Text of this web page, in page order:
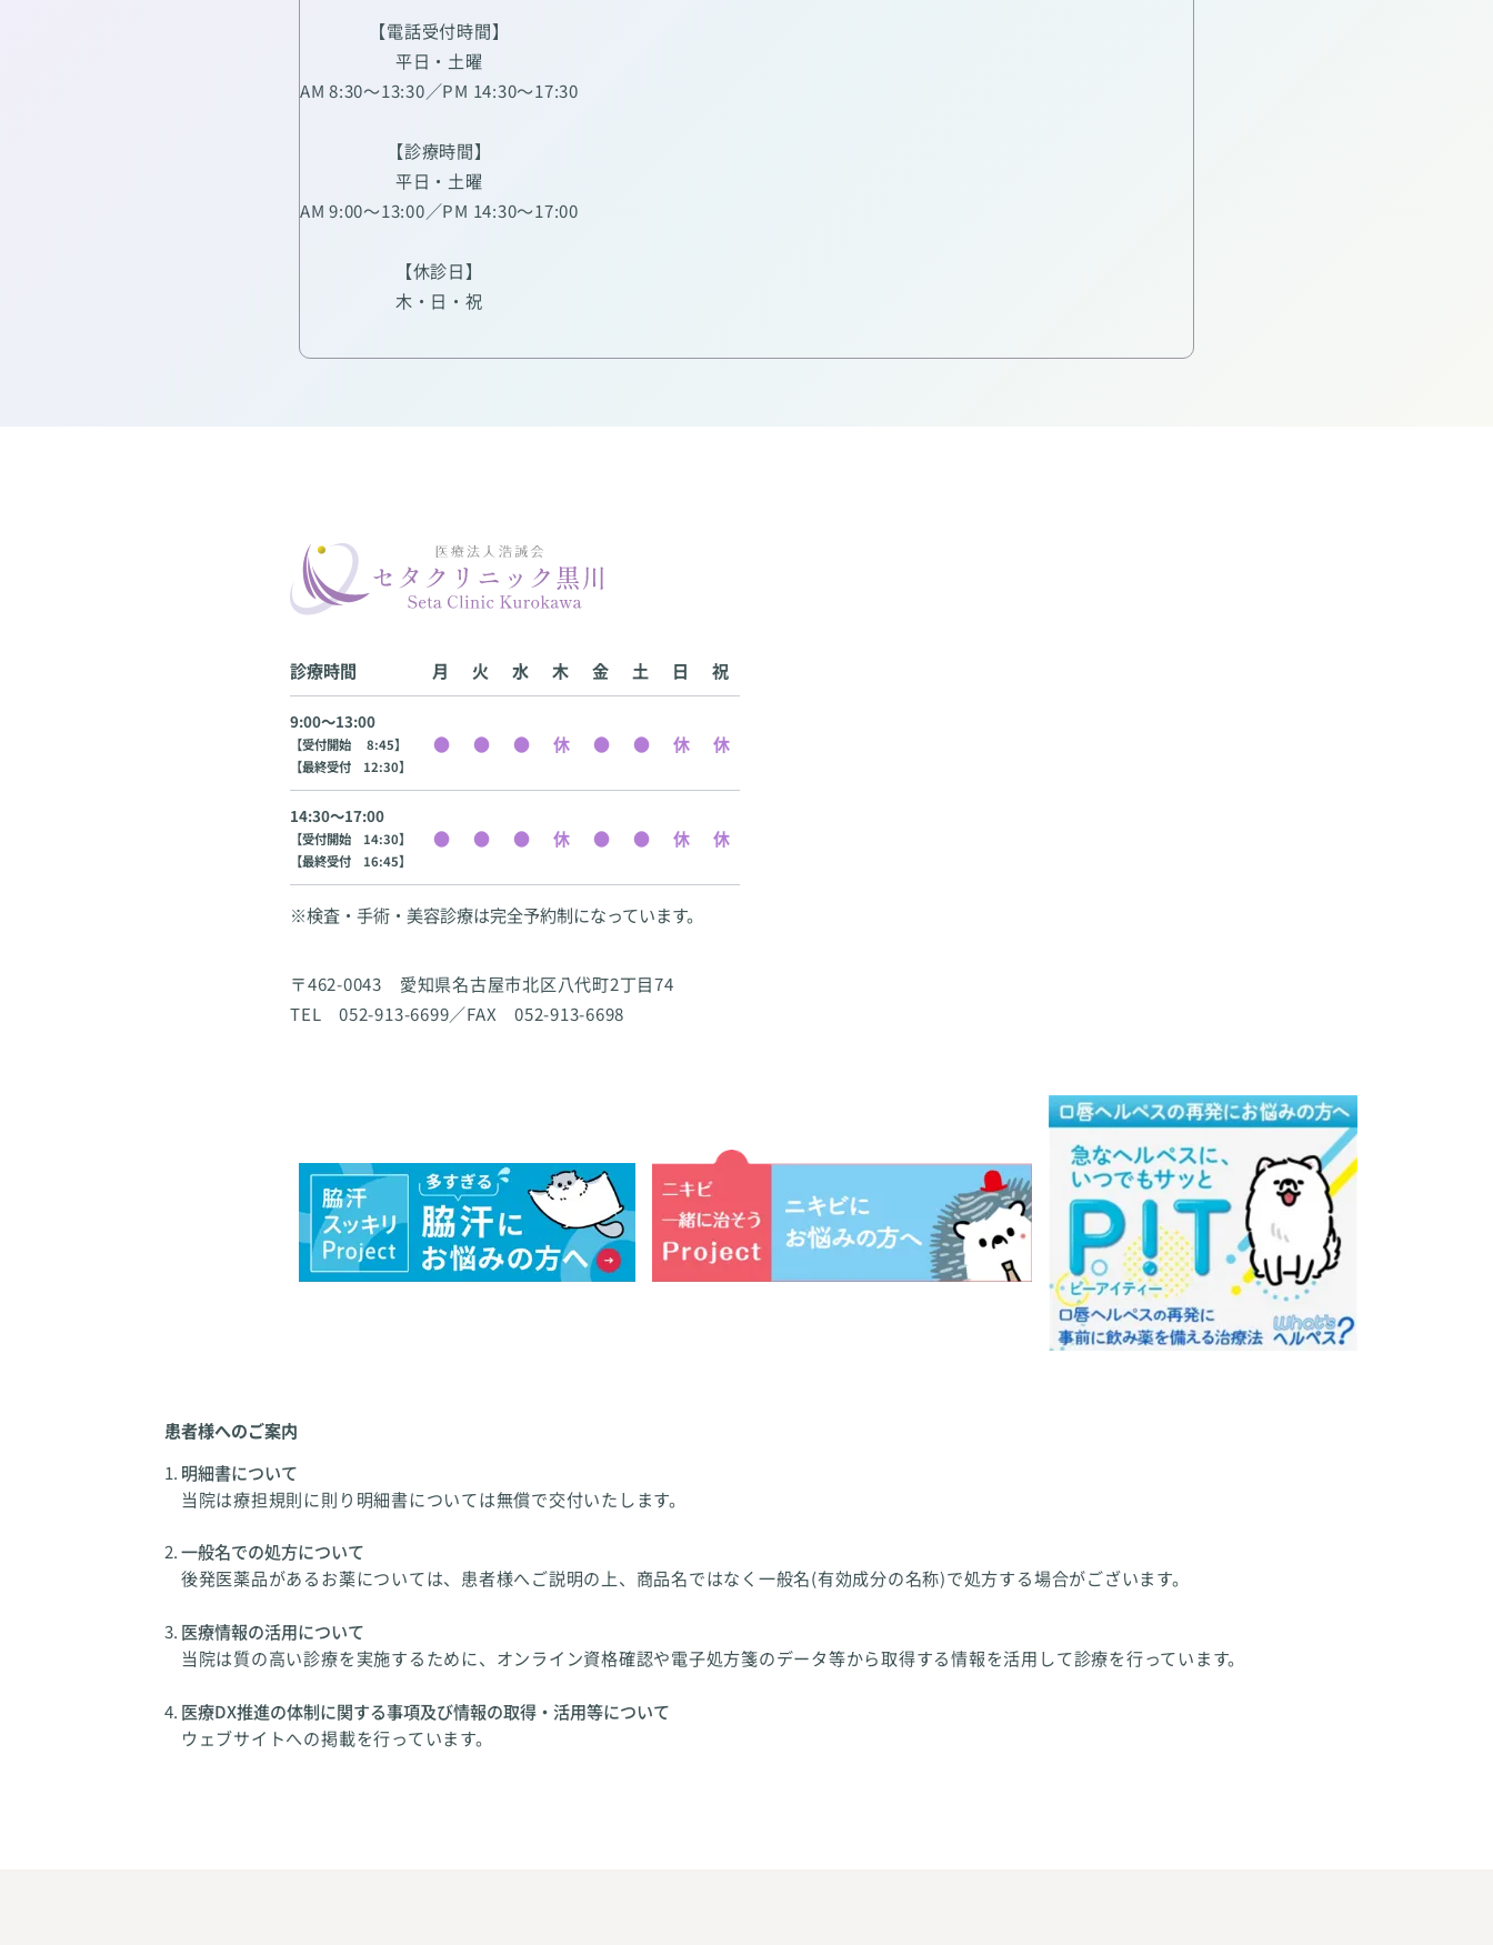
【電話受付時間】
平日・土曜
AM 8:30～13:30／PM 14:30～17:30
【診療時間】
平日・土曜
AM 9:00～13:00／PM 14:30～17:00
【休診日】
木・日・祝
診療時間 月 火 水 木 金 土 日 祝
9:00〜13:00
【受付開始 8:45】
【最終受付 12:30】
14:30〜17:00
【受付開始 14:30】
【最終受付 16:45】
※検査・手術・美容診療は完全予約制になっています。
〒462-0043 愛知県名古屋市北区八代町2丁目74
TEL 052-913-6699／FAX 052-913-6698
患者様へのご案内
明細書について
当院は療担規則に則り明細書については無償で交付いたします。
一般名での処方について
後発医薬品があるお薬については、患者様へご説明の上、商品名ではなく一般名(有効成分の名称)で処方する場合がございます。
医療情報の活用について
当院は質の高い診療を実施するために、オンライン資格確認や電子処方箋のデータ等から取得する情報を活用して診療を行っています。
医療DX推進の体制に関する事項及び情報の取得・活用等について
ウェブサイトへの掲載を行っています。